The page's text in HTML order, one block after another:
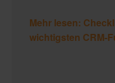
Mehr lesen:
wichtigsten CRM-